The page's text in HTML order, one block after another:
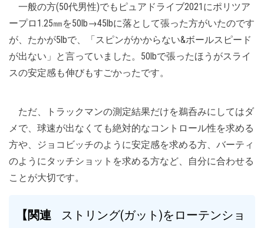
一般の方(50代男性)でもピュアドライブ2021にポリツア
ープロ1.25㎜を50lb→45lbに落として張った方がいたのです
が、たかが5lbで、「スピンがかからない&ボールスピード
が出ない」と言っていました。50lbで張ったほうがスライ
スの安定感も伸びもすごかったです。
ただ、トラックマンの測定結果だけを鵜呑みにしてはダ
メで、球速が出なくても絶対的なコントロール性を求める
方や、ジョコビッチのように安定感を求める方、バーティ
のようにタッチショットを求める方など、自分に合わせる
ことが大切です。
【関連
ストリング(ガット)をローテンショ